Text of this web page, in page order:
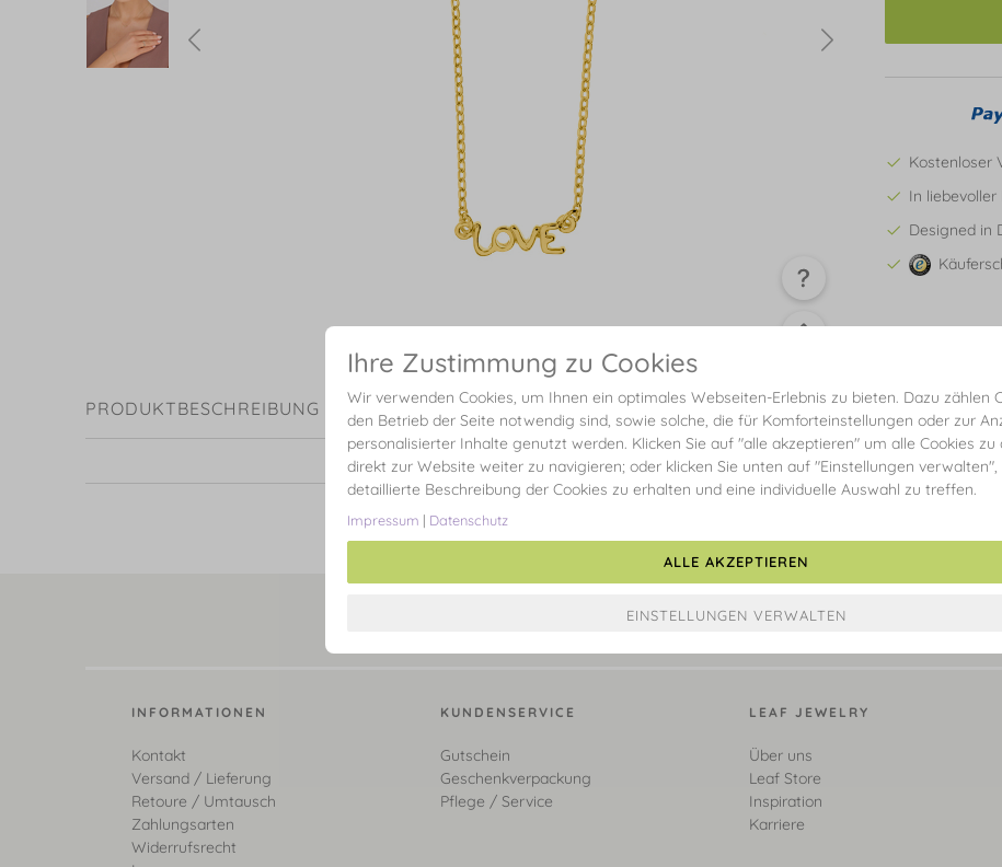
Kostenloser
In
Designed in
PRODUKTBESCHREIBUNG
INFORMATIONEN
Kontakt
Versand / Lieferung
Retoure / Umtausch
Zahlungsarten
Widerrufsrecht
KUNDENSERVICE
Gutschein
Geschenkverpackung
Pflege / Service
LEAF JEWELRY
Über uns
Leaf Store
Inspiration
Karriere
Ihre Zustimmung zu Cookies
Wir verwenden Cookies, um Ihnen ein optimales Webseiten-Erlebnis zu bieten. Dazu zählen
den Betrieb der Seite notwendig sind, sowie solche, die für Komforteinstellungen oder zur
personalisierter Inhalte genutzt werden. Klicken Sie auf "alle akzeptieren" um alle Cookies zu
direkt zur Website weiter zu navigieren; oder klicken Sie unten auf "Einstellungen verwalten",
detaillierte Beschreibung der Cookies zu erhalten und eine individuelle Auswahl zu treffen.
Impressum | Datenschutz
ALLE AKZEPTIEREN